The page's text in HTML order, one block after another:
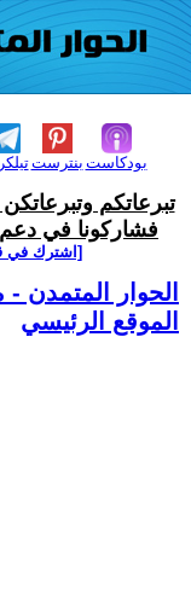
بنترست بودكاست
تبرعاتكم
فشاركونا في دعم
[اشترك في
الحوار المتمدن -
الموقع الرئيسي